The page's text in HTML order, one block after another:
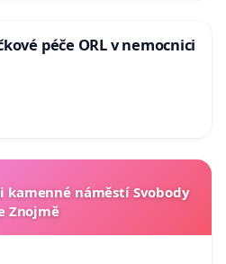
péče ORL v nemocnici
kamenné náměstí Svobody
Znojmě